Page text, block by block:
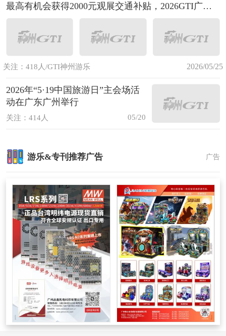
最高有机会获得2000元观展交通补贴，2026GTI广州展抽奖活动邀您报名！
关注：418人/GTI神州游乐 2026/05/25
2026年“5·19中国旅游日”主会场活
动在广东广州举行
关注：414人 05/20
游乐&专刊推荐广告 广告